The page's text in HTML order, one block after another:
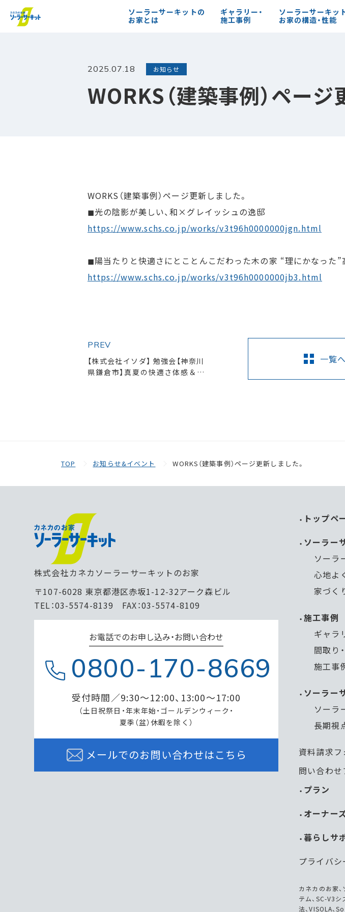
ソーラーサーキットの
お家とは
ギャラリー・
施工事例
ソーラーサーキッ
お家の構造・性能
2025.07.18 お知らせ
WORKS（建築事例）ページ
WORKS（建築事例）ページ更新しました。
◼︎光の陰影が美しい、和×グレイッシュの逸邸
https://www.schs.co.jp/works/v3t96h0000000jgn.html
◼︎陽当たりと快適さにとことんこだわった木の家 “理にかなった”
https://www.schs.co.jp/works/v3t96h0000000jb3.html
PREV
【株式会社イソダ】 勉強会【神奈川
県鎌倉市】真夏の快適さ体感＆夏
一覧
TOP お知らせ&イベント WORKS（建築事例）ページ更新しました。
株式会社カネカソーラーサーキットのお家
〒107-6028 東京都港区赤坂1-12-32アーク森ビル
TEL：03-5574-8139 FAX：03-5574-8109
お電話でのお申し込み・お問い合わせ
0800-170-8669
受付時間／9:30～12:00、13:00～17:00
（土日祝祭日・年末年始・ゴールデンウィーク・
夏季（盆）休暇を除く）
メールでのお問い合わせはこちら
トップペ
ソーラー
ソーラ
心地よ
家づく
施工事例
ギャラ
間取り
施工事
ソーラー
ソーラ
長期視
資料請求フ
問い合わせ
プラン
オーナー
暮らしサ
プライバシ
カネカのお家
テム、SC-V3シ
法、VISOLA、